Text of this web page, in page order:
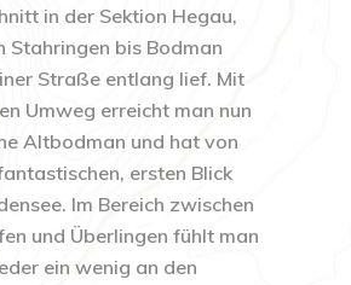
in der Sektion Hegau,
Stahringen bis Bodman
Straße entlang lief. Mit
Umweg erreicht man nun
Altbodman und hat von
ersten Blick
Im Bereich zwischen
und Überlingen fühlt man
ein wenig an den